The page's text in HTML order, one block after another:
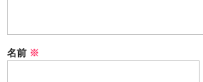
名前 ※